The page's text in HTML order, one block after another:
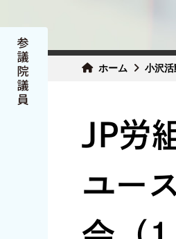
ホーム 小沢
JP労
ユー